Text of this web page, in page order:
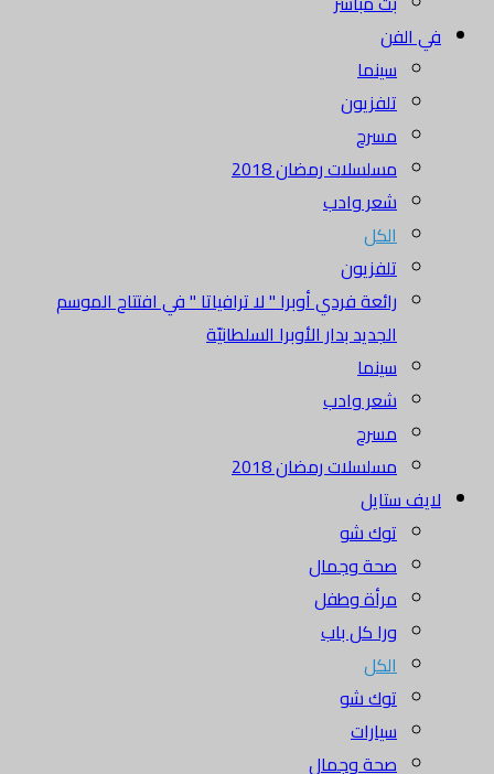
في الفن
سينما
تلفزيون
مسرح
مسلسلات رمضان 2018
شعر وادب
الكل
تلفزيون
رائعة فردي أوبرا " لا ترافياتا " في افتتاح الموسم
الجديد بدار الأوبرا السلطانيّة
سينما
شعر وادب
مسرح
مسلسلات رمضان 2018
لايف ستايل
توك شو
صحة وجمال
مرأة وطفل
ورا كل باب
الكل
توك شو
سيارات
صحة وجمال